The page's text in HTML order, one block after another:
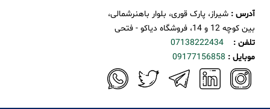
آدرس : شیراز، پارک قوری، بلوار باهنرشمالی،
بین کوچه 12 و 14، فروشگاه دیاکو - فتحی
تلفن : 07138222434
موبایل : 09177156858